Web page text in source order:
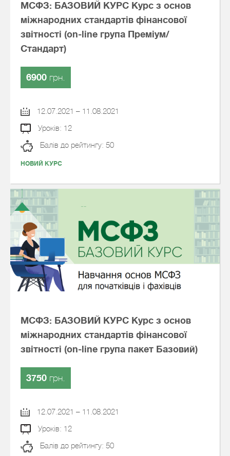
МСФЗ: БАЗОВИЙ КУРС Курс з основ
міжнародних стандартів фінансової
звітності (on-line група Преміум/
Стандарт)
6900 грн.
12.07.2021 – 11.08.2021
Уроків: 12
Балів до рейтингу: 50
НОВИЙ КУРС
МСФЗ: БАЗОВИЙ КУРС Курс з основ
міжнародних стандартів фінансової
звітності (on-line група пакет Базовий)
3750 грн.
12.07.2021 – 11.08.2021
Уроків: 12
Балів до рейтингу: 50